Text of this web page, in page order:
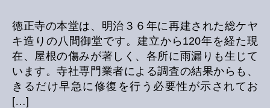
徳正寺の本堂は、明治３６年に再建された総ケヤ
キ造りの八間御堂です。建立から120年を経た現
在、屋根の傷みが著しく、各所に雨漏りも生じて
います。寺社専門業者による調査の結果からも、
きるだけ早急に修復を行う必要性が示されてお
[…]